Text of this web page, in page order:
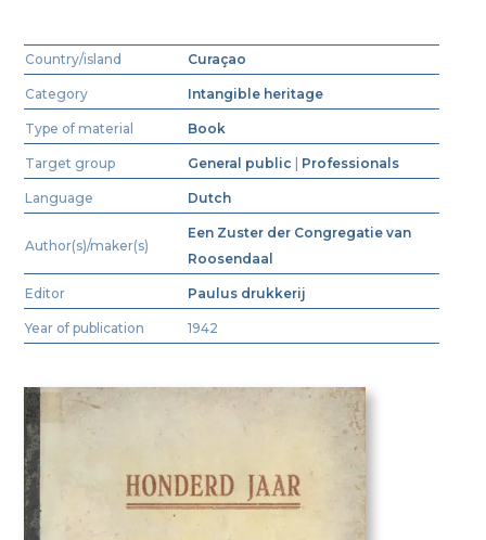
Country/island Curaçao
Category Intangible heritage
Type of material Book
Target group General public Professionals
Language Dutch
Author(s)/maker(s)
Een Zuster der Congregatie van
Roosendaal
Editor Paulus drukkerij
Year of publication 1942